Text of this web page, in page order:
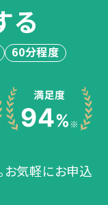
る
60分程度
お気軽にお申込